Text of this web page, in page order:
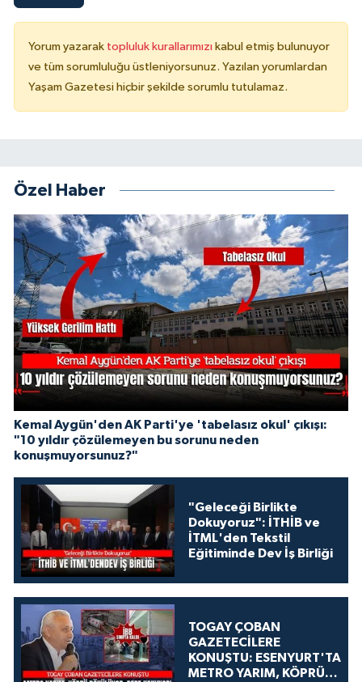
Yorum yazarak topluluk kurallarımızı kabul etmiş bulunuyor
ve tüm sorumluluğu üstleniyorsunuz. Yazılan yorumlardan
Yaşam Gazetesi hiçbir şekilde sorumlu tutulamaz.
Özel Haber
Kemal Aygün'den AK Parti'ye 'tabelasız okul' çıkışı:
"10 yıldır çözülemeyen bu sorunu neden
konuşmuyorsunuz?"
"Geleceği Birlikte
Dokuyoruz": İTHİB ve
İTML'den Tekstil
Eğitiminde Dev İş Birliği
TOGAY ÇOBAN
GAZETECİLERE
KONUŞTU: ESENYURT'TA
METRO YARIM, KÖPRÜ